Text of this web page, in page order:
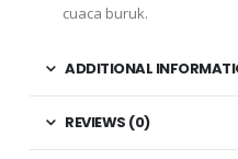
cuaca buruk.
ADDITIONAL
REVIEWS (0)